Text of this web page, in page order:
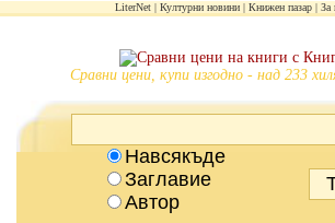
LiterNet Културни новини Книжен пазар За
Сравни цени, купи изгодно - над 233
Навсякъде
Заглавие
Автор